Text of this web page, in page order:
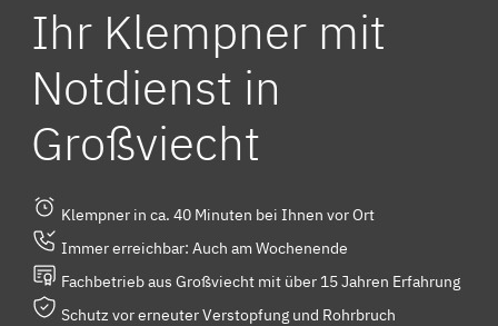
Ihr Klempner mit
Notdienst in
Großviecht
Klempner in ca. 40 Minuten bei Ihnen vor Ort
Immer erreichbar: Auch am Wochenende
Fachbetrieb aus Großviecht mit über 15 Jahren Erfahrung
Schutz vor erneuter Verstopfung und Rohrbruch